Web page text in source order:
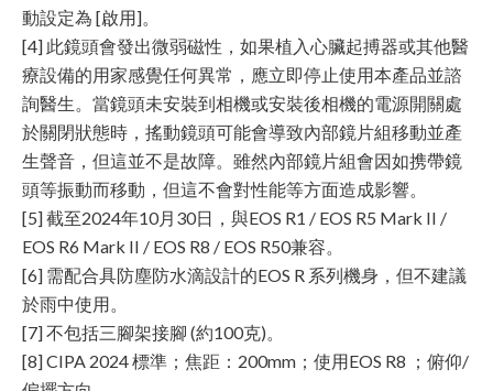
動設定為 [啟用]。
[4] 此鏡頭會發出微弱磁性，如果植入心臟起搏器或其他醫
療設備的用家感覺任何異常，應立即停止使用本產品並諮
詢醫生。當鏡頭未安裝到相機或安裝後相機的電源開關處
於關閉狀態時，搖動鏡頭可能會導致內部鏡片組移動並產
生聲音，但這並不是故障。雖然內部鏡片組會因如携帶鏡
頭等振動而移動，但這不會對性能等方面造成影響。
[5] 截至2024年10月30日，與EOS R1 / EOS R5 Mark II /
EOS R6 Mark II / EOS R8 / EOS R50兼容。
[6] 需配合具防塵防水滴設計的EOS R 系列機身，但不建議
於雨中使用。
[7] 不包括三腳架接腳 (約100克)。
[8] CIPA 2024 標準；焦距：200mm；使用EOS R8 ；俯仰/